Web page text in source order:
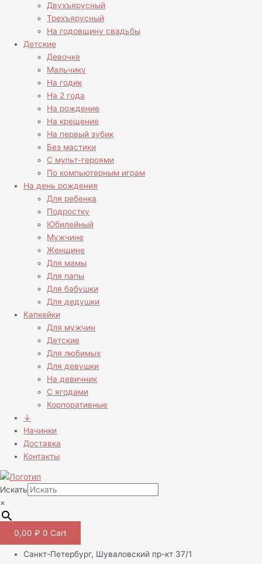
Двухъярусный
Трехъярусный
На годовщину свадьбы
Детские
Девочке
Мальчику
На годик
На 2 года
На рождение
На крещение
На первый зубик
Без мастики
С мульт-героями
По компьютерным играм
На день рождения
Для ребенка
Подростку
Юбилейный
Мужчине
Женщине
Для мамы
Для папы
Для бабушки
Для дедушки
Капкейки
Для мужчин
Детские
Для любимых
Для девушки
На девичник
С ягодами
Корпоративные
↓
Начинки
Доставка
Контакты
Искать
×
0,00 ₽ 0 Cart
Санкт-Петербург, Шуваловский пр-кт 37/1